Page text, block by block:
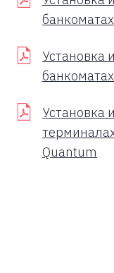
банкоматах
Установка
Установка
Quantum